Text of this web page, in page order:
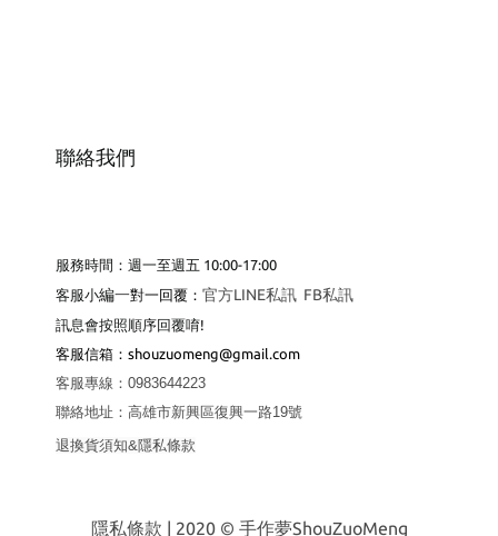
聯絡我們
服務時間：週一至週五 10:00-17:00
客服小編一對一回覆： 官方LINE私訊 FB私訊
訊息會按照順序回覆唷!
客服信箱：shouzuomeng@gmail.com
客服專線 ： 0983644223
聯絡地址 ： 高雄市新興區復興一路19號
退換貨須知&隱私條款
隱私條款 | 2020 © 手作夢ShouZuoMeng